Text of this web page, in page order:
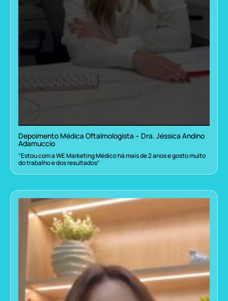
Depoimento Médica Oftalmologista – Dra. Jéssica Andino
Adamuccio
“Estou com a WE Marketing Médico há mais de 2 anos e gosto muito
do trabalho e dos resultados”